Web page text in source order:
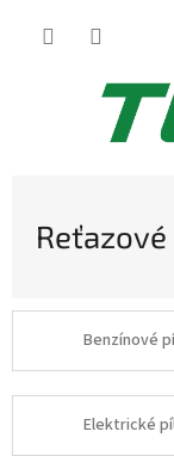
Benzínové
Elektrické